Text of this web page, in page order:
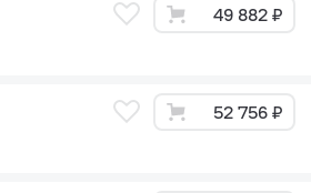
49 882 ₽
52 756 ₽